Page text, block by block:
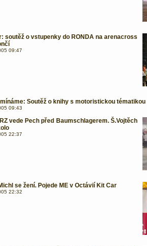
soutěž o vstupenky do RONDA na arenacross
09:47
Soutěž o knihy s motoristickou tématikou
09:43
vede Pech před Baumschlagerem. Š.Vojtěch
22:37
se žení. Pojede ME v Octávií Kit Car
22:32